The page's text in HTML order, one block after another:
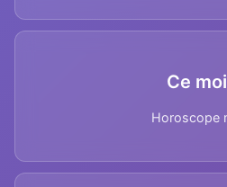
Ce
Horoscope